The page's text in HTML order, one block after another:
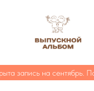
запись на сентябрь.